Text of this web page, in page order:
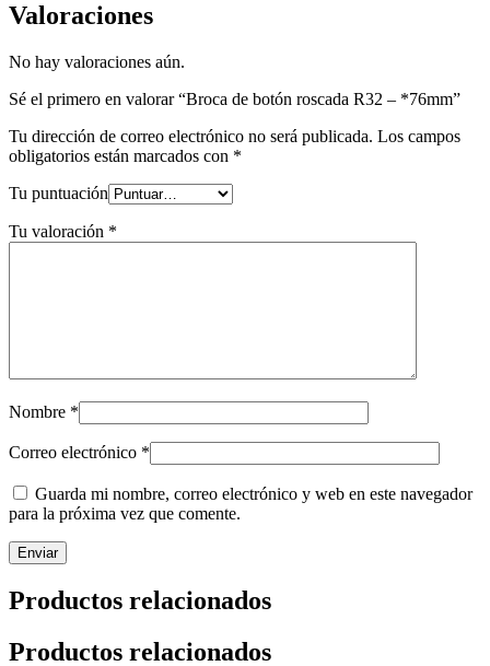
Valoraciones
No hay valoraciones aún.
Sé el primero en valorar “Broca de botón roscada R32 – *76mm”
Tu dirección de correo electrónico no será publicada. Los campos
obligatorios están marcados con *
Tu puntuación
Tu valoración *
Nombre *
Correo electrónico *
Guarda mi nombre, correo electrónico y web en este navegador
para la próxima vez que comente.
Productos relacionados
Productos relacionados